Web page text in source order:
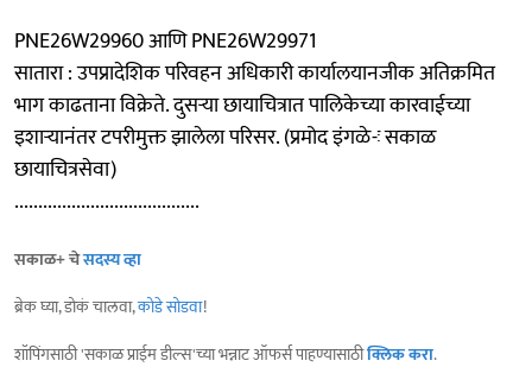
PNE26W29960 आणि PNE26W29971
सातारा : उपप्रादेशिक परिवहन अधिकारी कार्यालयानजीक अतिक्रमित
भाग काढताना विक्रेते. दुसऱ्या छायाचित्रात पालिकेच्या कारवाईच्या
इशाऱ्यानंतर टपरीमुक्त झालेला परिसर. (प्रमोद इंगळे-ः सकाळ
छायाचित्रसेवा)
.......................................
सकाळ+ चेसदस्य व्हा
ब्रेक घ्या, डोकं चालवा,कोडे सोडवा!
शॉपिंगसाठी 'सकाळ प्राईम डील्स'च्या भन्नाट ऑफर्स पाहण्यासाठीक्लिक करा.